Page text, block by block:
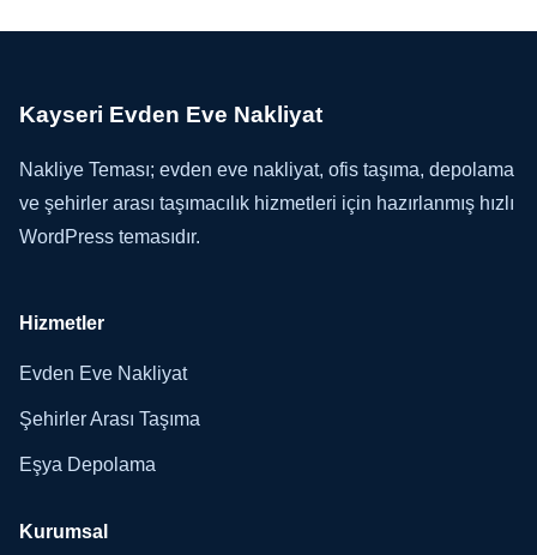
Kayseri Evden Eve Nakliyat
Nakliye Teması; evden eve nakliyat, ofis taşıma, depolama
ve şehirler arası taşımacılık hizmetleri için hazırlanmış hızlı
WordPress temasıdır.
Hizmetler
Evden Eve Nakliyat
Şehirler Arası Taşıma
Eşya Depolama
Kurumsal